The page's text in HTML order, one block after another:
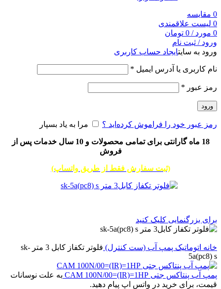
0 مقایسه
0 لیست علاقمندی
0 مورد /
0 تومان
ورود / ثبت نام
ورود به سایتایجاد حساب کاربری
نام کاربری یا آدرس ایمیل *
رمز عبور *
ورود
رمز عبور خود را فراموش کرده‌اید ؟ مرا به یاد بسپار
18 ماه گارانتی برای تمامی محصولات و 10 سال خدمات پس از
فروش
(ثبت سفارش فقط از طریق واتساپ)
برای بزرگنمایی کلیک کنید
خانه اتوماتیک پمپ آب (ست کنترل)
فلوتر تکفاز کابل 3 متر sk-
5a(pc8) s
پمپ آب پنتاکس جتی CAM 100N/00=(IR)=1HP
به علت نوسانات
قیمت، برای خرید در واتس اپ پیام دهید.